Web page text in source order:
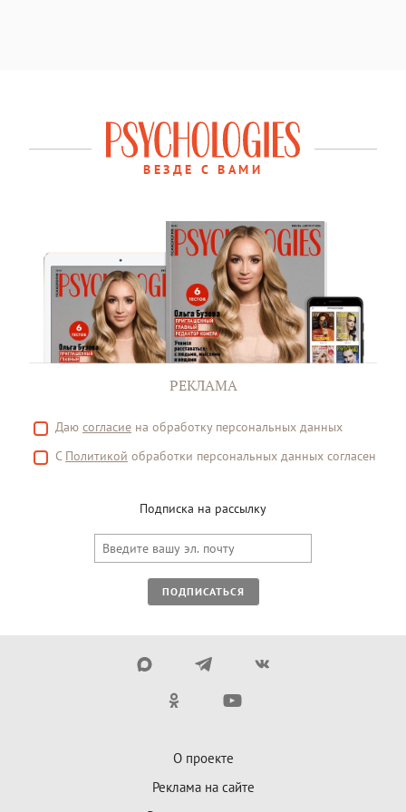
ВЕЗДЕ С ВАМИ
РЕКЛАМА
Даю согласие на обработку персональных данных
С Политикой обработки персональных данных согласен
Подписка на рассылку
ПОДПИСАТЬСЯ
О проекте
Реклама на сайте